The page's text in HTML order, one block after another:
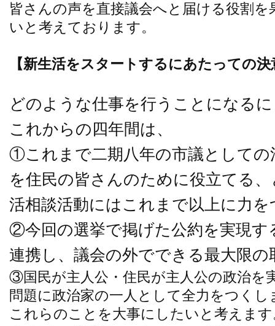
皆さんの声を直接議会へと届ける役割
いと考えております。
【新生活をスタートするにあたっての決
どのような仕事を行うことになる
これからの四年間は、
①これまで二期八年の市議としての
を住民の皆さんのために役立てる
活相談活動にはこれまで以上に力
②今回の選挙で掲げた公約を実現す
連携し、議会の外でできる最大限
③国民が主人公・住民が主人公の政治を
問題に政治家の一人として全力をつくし
これらのことを大事にしたいと考えま